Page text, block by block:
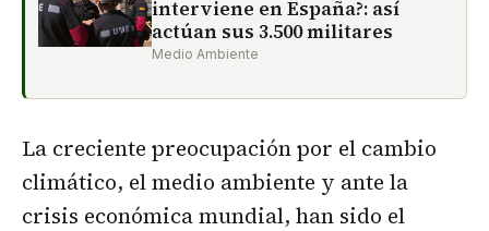
interviene en España?: así
actúan sus 3.500 militares
Medio Ambiente
La creciente preocupación por el cambio
climático, el medio ambiente y ante la
crisis económica mundial, han sido el